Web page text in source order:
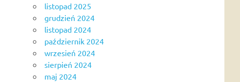
listopad 2025
grudzień 2024
listopad 2024
październik 2024
wrzesień 2024
sierpień 2024
maj 2024